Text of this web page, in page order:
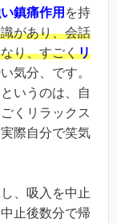
鎮痛作用 を持
があり、会話
り、すごくリ
気分、です。
というのは、自
くリラックス
際自分で笑気
、吸入を中止
止後数分で帰